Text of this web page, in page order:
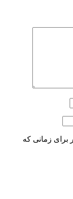
برای زمانی که